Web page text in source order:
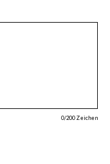
0/200 Zeichen